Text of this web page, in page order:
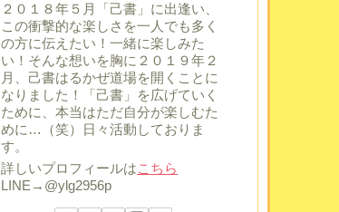
２０１８年５月「己書」に出逢い、
この衝撃的な楽しさを一人でも多く
の方に伝えたい！一緒に楽しみた
い！そんな想いを胸に２０１９年２
月、己書はるかぜ道場を開くことに
なりました！「己書」を広げていく
ために、本当はただ自分が楽しむた
めに…（笑）日々活動しておりま
す。
詳しいプロフィールはこちら
LINE→@ylg2956p